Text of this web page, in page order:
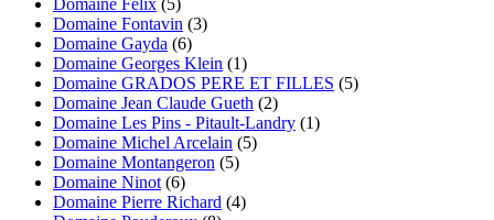
Domaine Felix (5)
Domaine Fontavin (3)
Domaine Gayda (6)
Domaine Georges Klein (1)
Domaine GRADOS PERE ET FILLES (5)
Domaine Jean Claude Gueth (2)
Domaine Les Pins - Pitault-Landry (1)
Domaine Michel Arcelain (5)
Domaine Montangeron (5)
Domaine Ninot (6)
Domaine Pierre Richard (4)